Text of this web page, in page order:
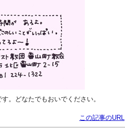
。どなたでもおいでください。
この記事のURL